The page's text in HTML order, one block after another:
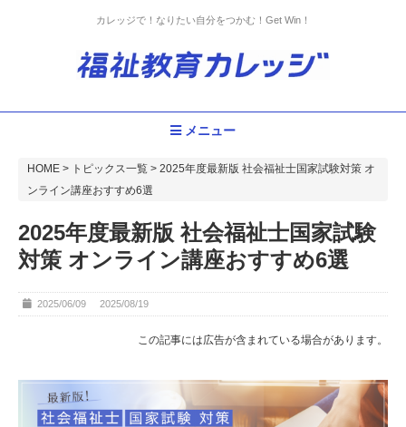
カレッジで！なりたい自分をつかむ！Get Win！
メニュー
HOME > トピックス一覧 > 2025年度最新版 社会福祉士国家試験対策 オ
ンライン講座おすすめ6選
2025年度最新版 社会福祉士国家試験
対策 オンライン講座おすすめ6選
2025/06/09 2025/08/19
この記事には広告が含まれている場合があります。